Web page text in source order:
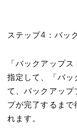
ステップ4：バッ
「バックアップ
指定して、「バッ
て、バックアップ
プが完了するまで
れます。